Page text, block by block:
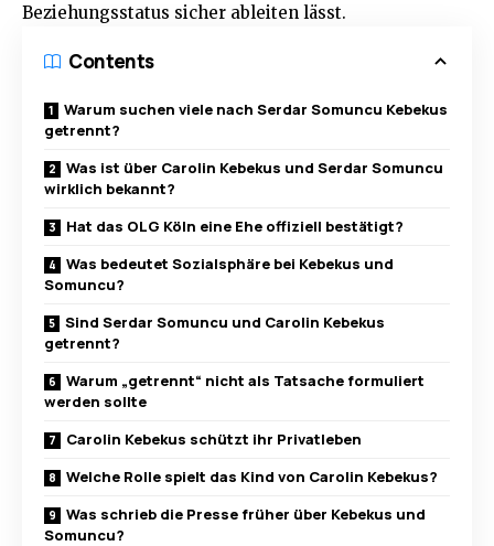
Beziehungsstatus sicher ableiten lässt.
Contents
Warum suchen viele nach Serdar Somuncu Kebekus
getrennt?
Was ist über Carolin Kebekus und Serdar Somuncu
wirklich bekannt?
Hat das OLG Köln eine Ehe offiziell bestätigt?
Was bedeutet Sozialsphäre bei Kebekus und
Somuncu?
Sind Serdar Somuncu und Carolin Kebekus
getrennt?
Warum „getrennt“ nicht als Tatsache formuliert
werden sollte
Carolin Kebekus schützt ihr Privatleben
Welche Rolle spielt das Kind von Carolin Kebekus?
Was schrieb die Presse früher über Kebekus und
Somuncu?